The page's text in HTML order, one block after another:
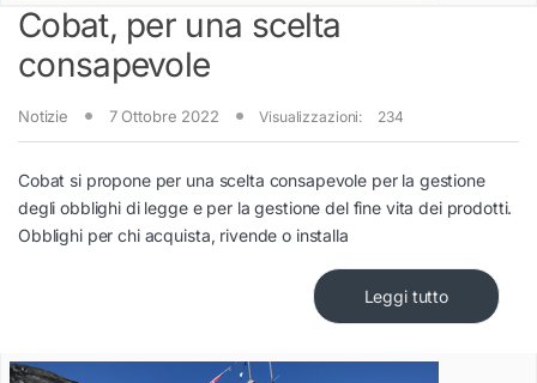
Cobat, per una scelta
consapevole
Notizie 7 Ottobre 2022 Visualizzazioni: 234
Cobat si propone per una scelta consapevole per la gestione
degli obblighi di legge e per la gestione del fine vita dei prodotti.
Obblighi per chi acquista, rivende o installa
Leggi tutto